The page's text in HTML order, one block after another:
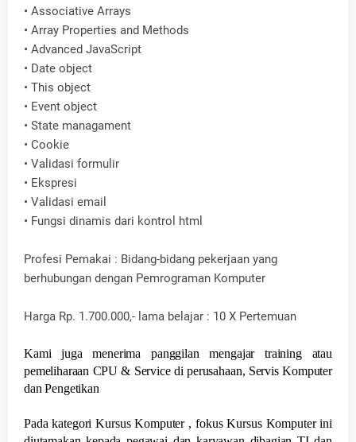
• Associative Arrays
• Array Properties and Methods
• Advanced JavaScript
• Date object
• This object
• Event object
• State managament
• Cookie
• Validasi formulir
• Ekspresi
• Validasi email
• Fungsi dinamis dari kontrol html
Profesi Pemakai : Bidang-bidang pekerjaan yang
berhubungan dengan Pemrograman Komputer
Harga Rp. 1.700.000,- lama belajar : 10 X Pertemuan
Kami juga menerima panggilan mengajar training atau
pemeliharaan CPU & Service di perusahaan, Servis Komputer
dan Pengetikan
Pada kategori Kursus Komputer , fokus Kursus Komputer ini